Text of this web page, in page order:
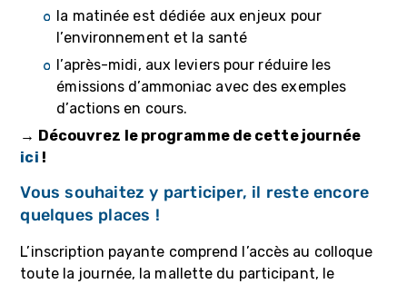
la matinée est dédiée aux enjeux pour
l’environnement et la santé
l’après-midi, aux leviers pour réduire les
émissions d’ammoniac avec des exemples
d’actions en cours.
→ Découvrez le programme de cette journée
ici !
Vous souhaitez y participer, il reste encore
quelques places !
L’inscription payante comprend l’accès au colloque
toute la journée, la mallette du participant, le